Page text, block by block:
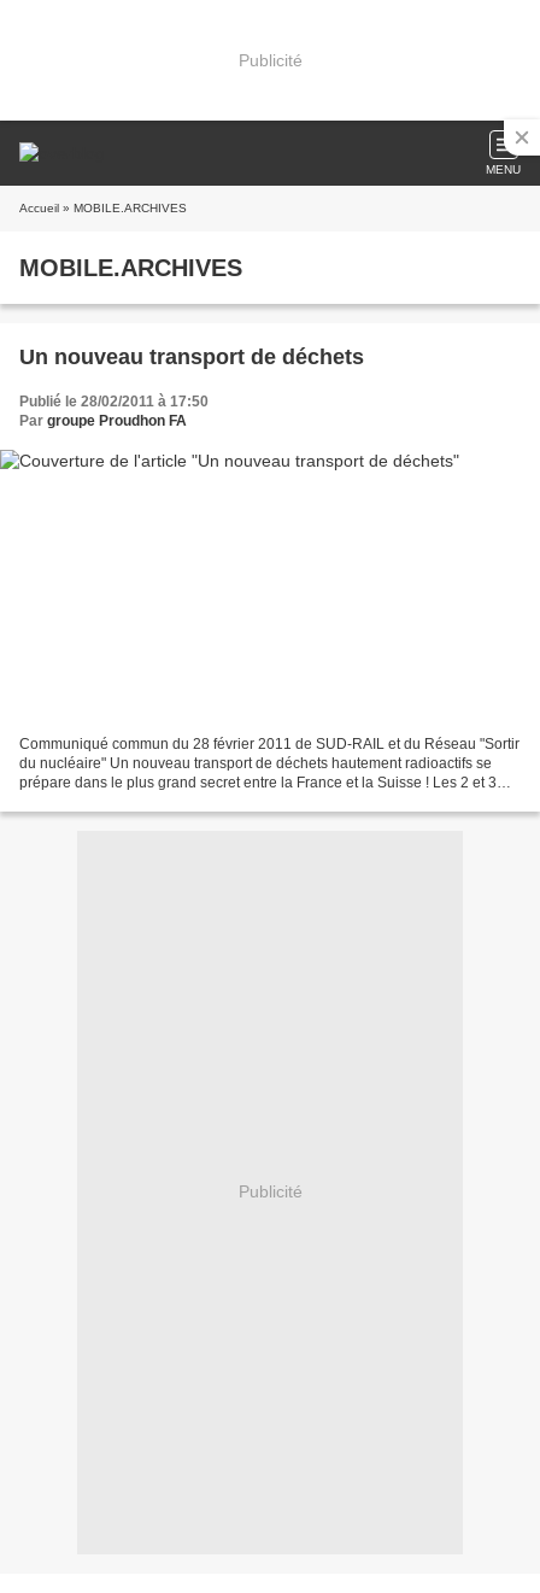
Publicité
MENU
Accueil » MOBILE.ARCHIVES
MOBILE.ARCHIVES
Un nouveau transport de déchets
Publié le 28/02/2011 à 17:50
Par groupe Proudhon FA
Communiqué commun du 28 février 2011 de SUD-RAIL et du Réseau "Sortir
du nucléaire" Un nouveau transport de déchets hautement radioactifs se
prépare dans le plus grand secret entre la France et la Suisse ! Les 2 et 3
Publicité